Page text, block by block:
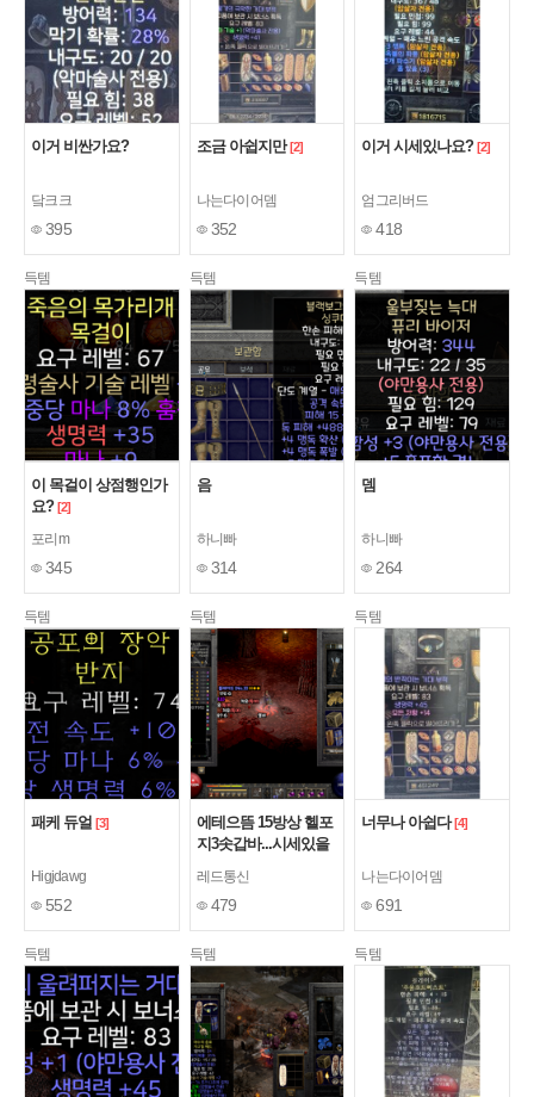
이거 비싼가요?
닼크크
395
조금 아쉽지만 [2]
나는다이어뎀
352
이거 시세있나요? [2]
엄그리버드
418
득템
이 목걸이 상점행인가
요? [2]
포리m
345
득템
음
하니빠
314
득템
뎀
하니빠
264
득템
패케 듀얼 [3]
Higjdawg
552
득템
에테으뜸 15방상 헬포
지3솟갑바...시세있을
레드통신
479
득템
너무나 아쉽다 [4]
나는다이어뎀
691
득템 득템 득템